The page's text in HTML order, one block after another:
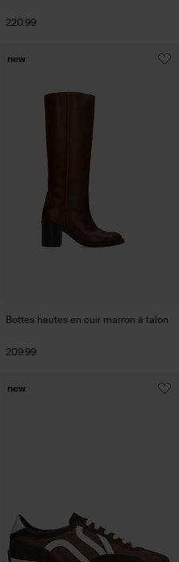
220.99
Bottes hautes en cuir marron à talon
209.99
new
new